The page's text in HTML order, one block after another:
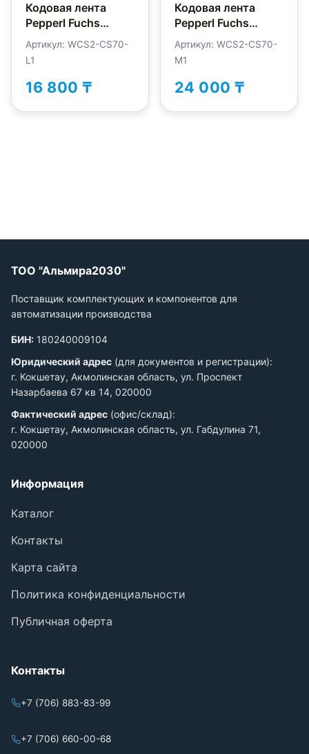
Кодовая лента
Pepperl Fuchs
WCS2-CS70-L1
Артикул: WCS2-CS70-
L1
16 800 ₸
Кодовая лента
Pepperl Fuchs
WCS2-CS70-M1
Артикул: WCS2-CS70-
M1
24 000 ₸
ТОО "Альмира2030"
Поставщик комплектующих и компонентов для
автоматизации производства
БИН: 180240009104
Юридический адрес (для документов и регистрации):
г. Кокшетау, Акмолинская область, ул. Проспект
Назарбаева 67 кв 14, 020000
Фактический адрес (офис/склад):
г. Кокшетау, Акмолинская область, ул. Габдулина 71,
020000
Информация
Каталог
Контакты
Карта сайта
Политика конфиденциальности
Публичная оферта
Контакты
+7 (706) 883-83-99
+7 (706) 660-00-68